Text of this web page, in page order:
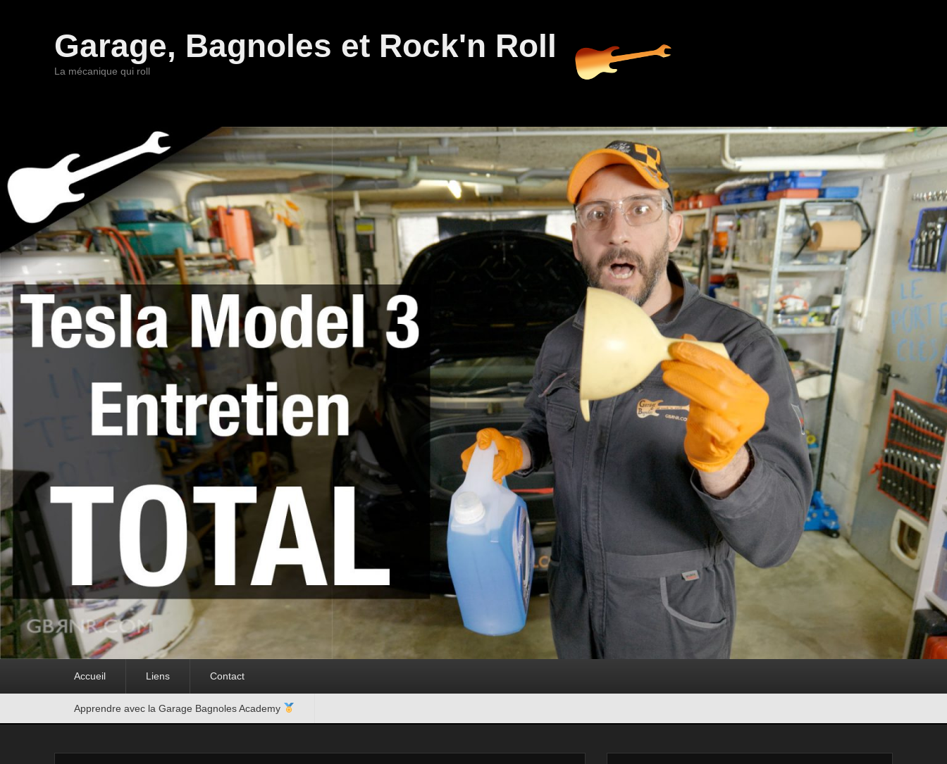
Garage, Bagnoles et Rock'n Roll
La mécanique qui roll
Accueil Liens Contact
Apprendre avec la Garage Bagnoles Academy